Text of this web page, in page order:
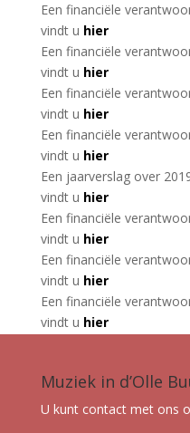
Een financiële
vindt u hier
Een financiële
vindt u hier
Een financiële
vindt u hier
Een financiële
vindt u hier
Een jaarverslag over
vindt u hier
Een financiële
vindt u hier
Een financiële
vindt u hier
Een financiële
vindt u hier
Muziek in d’Olle
U kunt contact met ons